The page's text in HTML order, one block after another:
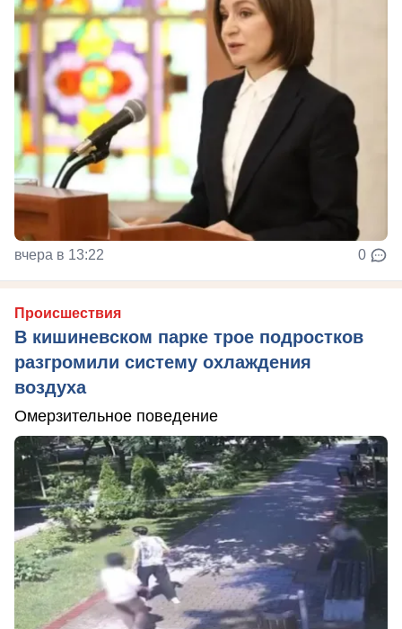
вчера в 13:22 0
Происшествия
В кишиневском парке трое подростков
разгромили систему охлаждения
воздуха
Омерзительное поведение